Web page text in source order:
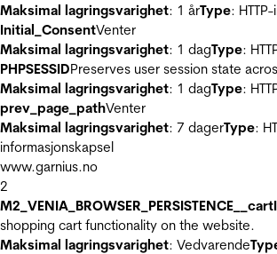
Maksimal lagringsvarighet: 1 årType:
Initial_ConsentVenter
Maksimal lagringsvarighet: 1 dagType:
PHPSESSIDPreserves user session state
Maksimal lagringsvarighet: 1 dagType:
prev_page_pathVenter
Maksimal lagringsvarighet: 7 dagerType:
informasjonskapsel
www.garnius.no
2
shopping cart functionality on the website.
Maksimal lagringsvarighet: Vedvarende